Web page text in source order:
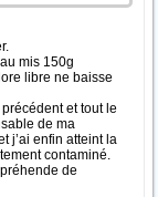
mis 150g
libre ne baisse
et tout le
de ma
j’ai enfin atteint la
contaminé.
de